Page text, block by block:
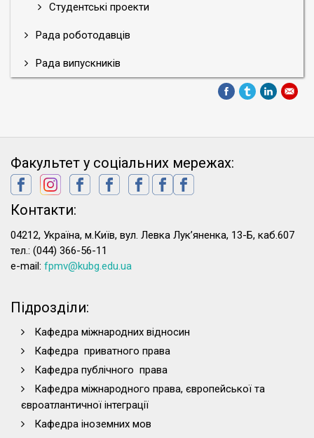
Студентські проекти
Рада роботодавців
Рада випускників
Факультет у соціальних мережах:
Контакти:
04212, Україна, м.Київ, вул. Левка Лук’яненка, 13-Б, каб.607
тел.: (044) 366-56-11
e-mail: fpmv@kubg.edu.ua
Підрозділи:
Кафедра міжнародних відносин
Кафедра приватного права
Кафедра публічного права
Кафедра міжнародного права, європейської та
євроатлантичної інтеграції
Кафедра іноземних мов